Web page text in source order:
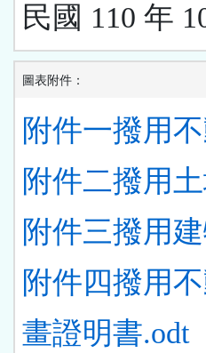
民國 110 年
圖表附件：
附件一撥用
附件二撥用
附件三撥用
附件四撥用
畫證明書.odt